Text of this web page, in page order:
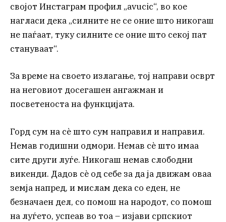
својот Инстаграм профил „avucic“, во кое
нагласи дека „силните не се оние што никогаш
не паѓаат, туку силните се оние што секој пат
стануваат“.
За време на своето излагање, тој направи осврт
на неговиот досегашен ангажман и
посветеноста на функцијата.
Горд сум на сè што сум направил и направил.
Немав годишни одмори. Немав сè што имаа
сите други луѓе. Никогаш немав слободни
викенди. Дадов сѐ од себе за да ја движам оваа
земја напред, и мислам дека со еден, не
безначаен дел, со помош на народот, со помош
на луѓето, успеав во тоа – изјави српскиот